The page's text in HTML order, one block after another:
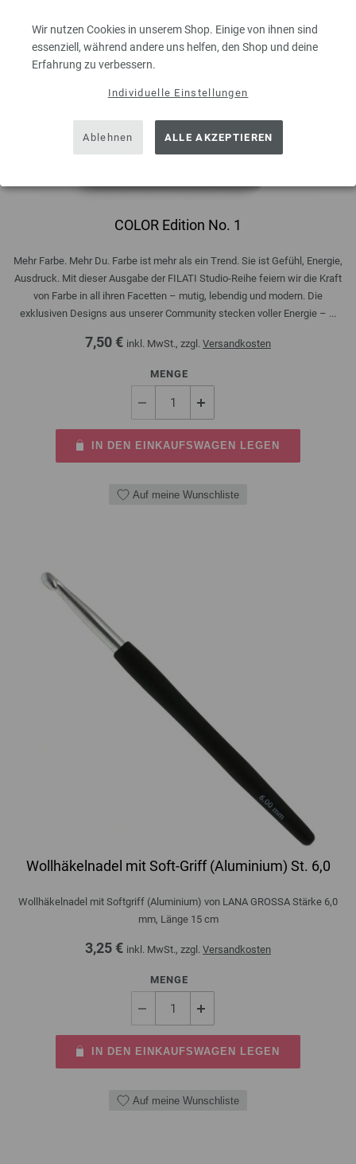
Wir nutzen Cookies in unserem Shop. Einige von ihnen sind
essenziell, während andere uns helfen, den Shop und deine
Erfahrung zu verbessern.
Individuelle Einstellungen
Ablehnen ALLE AKZEPTIEREN
COLOR Edition No. 1
Mehr Farbe. Mehr Du. Farbe ist mehr als ein Trend. Sie ist Gefühl, Energie,
Ausdruck. Mit dieser Ausgabe der FILATI Studio-Reihe feiern wir die Kraft
von Farbe in all ihren Facetten – mutig, lebendig und modern. Die
exklusiven Designs aus unserer Community stecken voller Energie – ...
7,50 € inkl. MwSt., zzgl. Versandkosten
MENGE
IN DEN EINKAUFSWAGEN LEGEN
Auf meine Wunschliste
Wollhäkelnadel mit Soft-Griff (Aluminium) St. 6,0
Wollhäkelnadel mit Softgriff (Aluminium) von LANA GROSSA Stärke 6,0
mm, Länge 15 cm
3,25 € inkl. MwSt., zzgl. Versandkosten
MENGE
IN DEN EINKAUFSWAGEN LEGEN
Auf meine Wunschliste